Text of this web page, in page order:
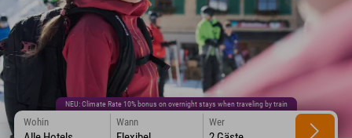
NEU: Climate Rate 10% bonus on overnight stays when traveling by train
Wohin Wann Wer